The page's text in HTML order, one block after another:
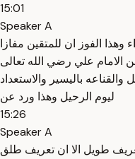
15:01
Speaker A
وهذا الفوز ان للمتقين مفازا
الامام علي رضي الله تعالى
باليسير والاستعداد
ليوم الرحيل وهذا ورد عن
15:26
Speaker A
طويل الا ان تعريف طلق